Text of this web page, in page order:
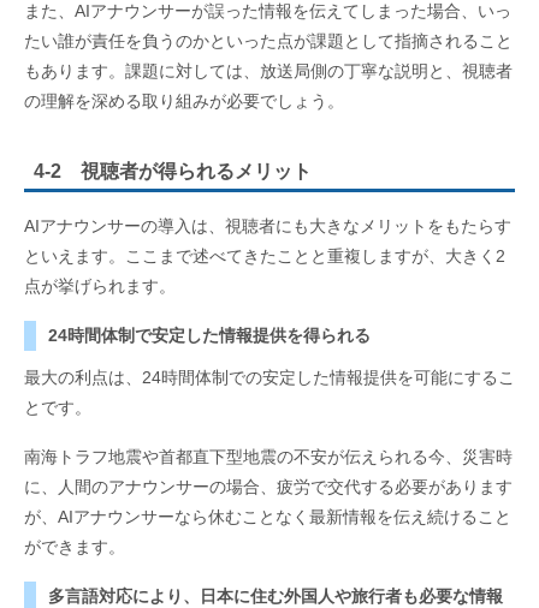
また、AIアナウンサーが誤った情報を伝えてしまった場合、いっ
たい誰が責任を負うのかといった点が課題として指摘されること
もあります。課題に対しては、放送局側の丁寧な説明と、視聴者
の理解を深める取り組みが必要でしょう。
4-2 視聴者が得られるメリット
AIアナウンサーの導入は、視聴者にも大きなメリットをもたらす
といえます。ここまで述べてきたことと重複しますが、大きく2
点が挙げられます。
24時間体制で安定した情報提供を得られる
最大の利点は、24時間体制での安定した情報提供を可能にするこ
とです。
南海トラフ地震や首都直下型地震の不安が伝えられる今、災害時
に、人間のアナウンサーの場合、疲労で交代する必要があります
が、AIアナウンサーなら休むことなく最新情報を伝え続けること
ができます。
多言語対応により、日本に住む外国人や旅行者も必要な情報